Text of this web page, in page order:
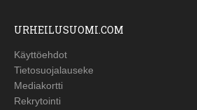
URHEILUSUOMI.COM
Käyttöehdot
Tietosuojalauseke
Mediakortti
Rekrytointi